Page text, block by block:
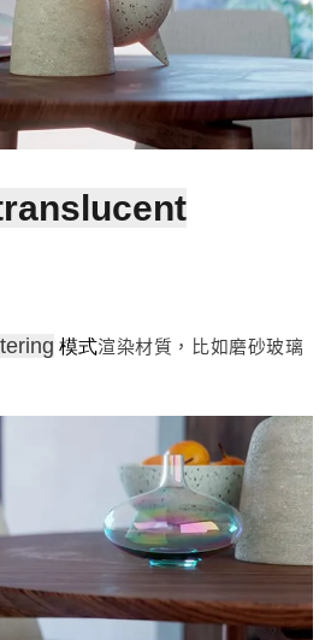
模式渲染材質，比如磨砂玻璃